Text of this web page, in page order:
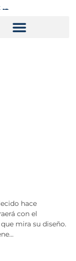
hace
con el
mira su diseño.